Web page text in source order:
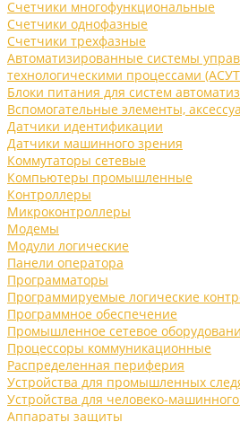
Счетчики многофункциональные
Счетчики однофазные
Счетчики трехфазные
Автоматизированные системы
технологическими процессами
Блоки питания для систем
Вспомогательные элементы,
Датчики идентификации
Датчики машинного зрения
Коммутаторы сетевые
Компьютеры промышленные
Контроллеры
Микроконтроллеры
Модемы
Модули логические
Панели оператора
Программаторы
Программируемые логические
Программное обеспечение
Промышленное сетевое
Процессоры коммуникационные
Распределенная периферия
Устройства для промышленных
Устройства для человеко-
Аппараты защиты